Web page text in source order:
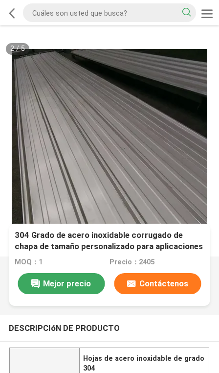
2/5
304 Grado de acero inoxidable corrugado de
chapa de tamaño personalizado para aplicaciones
de techos
MOQ：1 Precio：2405
Mejor precio Contáctenos
DESCRIPCIóN DE PRODUCTO
Hojas de acero inoxidable de grado
304